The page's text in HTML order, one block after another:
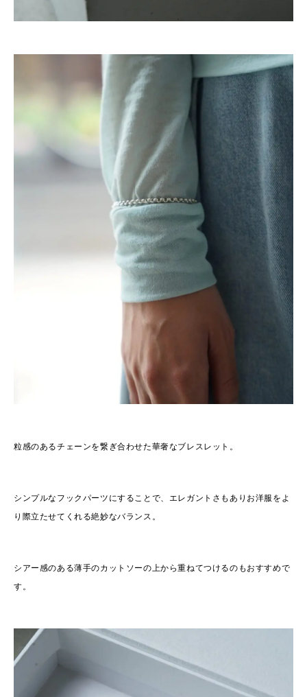
粒感のあるチェーンを繋ぎ合わせた華奢なブレスレット。
シンプルなフックパーツにすることで、エレガントさもありお洋服をよ
り際立たせてくれる絶妙なバランス。
シアー感のある薄手のカットソーの上から重ねてつけるのもおすすめで
す。